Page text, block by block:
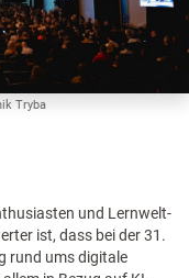
Tryba
und Lernwelt-
ist, dass bei der 31.
rund ums digitale